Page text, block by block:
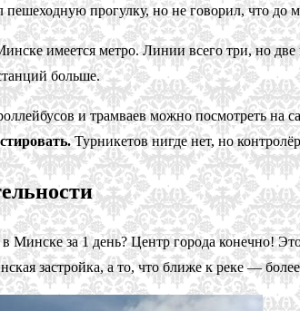
прогулку, но не говорил, что до
имеется метро. Линии всего три, но
больше.
и трамваев можно посмотреть на
Турникетов нигде нет, но
в Минске за 1 день? Центр города конечно!
застройка, а то, что ближе к реке —